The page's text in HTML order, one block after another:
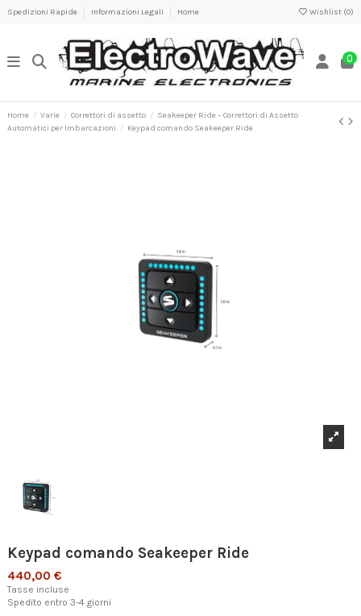
Spedizioni Rapide Informazioni Legali Home Wishlist (0)
0
Home Varie Correttori di assetto
Seakeeper Ride – Correttori di Assetto
Automatici per Imbarcazioni
Keypad comando Seakeeper Ride
Keypad comando Seakeeper Ride
440,00 €
Tasse incluse
Spedito entro 3-4 giorni